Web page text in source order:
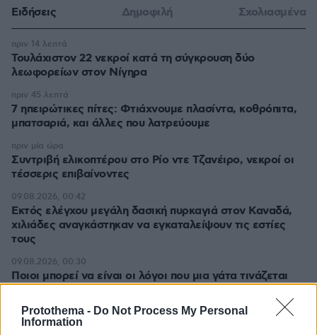
Protothema - Do Not Process My Personal
Information
Ειδήσεις Δημοφιλή Σχολιασμένα
Τουλάχιστον 22 νεκροί κατά τη σύγκρουση δύο
λεωφορείων στον Νίγηρα
πριν 14 λεπτά
7 ηπειρώτικες πίτες: Φτιάχνουμε πλασίντα, κοθρόπιτα,
μπατσαριά, και άλλες που λατρεύουμε
πριν 45 λεπτά
Συντριβή ελικοπτέρου στο Ρίο ντε Τζανέιρο, νεκροί οι
τέσσερις επιβαίνοντες
πριν μία ώρα
Εκτός ελέγχου μεγάλη δασική πυρκαγιά στον Καναδά,
χιλιάδες αναγκάστηκαν να εγκαταλείψουν τις εστίες
τους
09.08.2026, 00:42
Ποιοι μπορεί να είναι οι λόγοι που μια γάτα τινάζεται
09.08.2026, 00:30
Πολύτεκνες οικογένειες: Μόλις 23.097 στην Ελλάδα –
09.08.2026, 00:15